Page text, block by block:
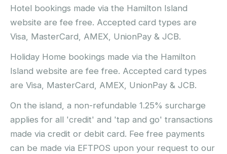
Hotel bookings made via the Hamilton Island
website are fee free. Accepted card types are
Visa, MasterCard, AMEX, UnionPay & JCB.
Holiday Home bookings made via the Hamilton
Island website are fee free. Accepted card types
are Visa, MasterCard, AMEX, UnionPay & JCB.
On the island, a non-refundable 1.25% surcharge
applies for all 'credit' and 'tap and go' transactions
made via credit or debit card. Fee free payments
can be made via EFTPOS upon your request to our